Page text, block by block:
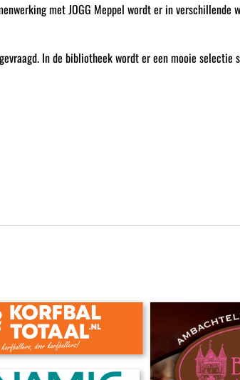
met JOGG Meppel wordt er in verschillende
In de bibliotheek wordt er een mooie selectie